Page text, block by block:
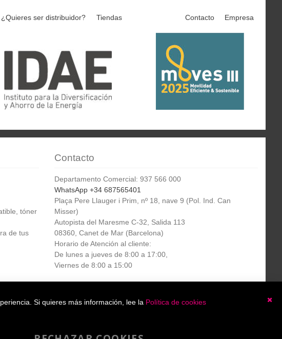
¿Quieres ser distribuidor? Tiendas Contacto Empresa
tóner
de tus
Contacto
Departamento Comercial: 937 566 000
WhatsApp +34 687565401
Plaça Pere Llauger i Prim, nº 18, nave 9 (Pol. Ind. Can
Misser)
Autopista del Maresme C-32, Salida 113
08360, Canet de Mar (Barcelona)
Horario de Atención al cliente:
De lunes a jueves de 8:00 a 17:00,
Viernes de 8:00 a 15:00
informativo
Si quieres más información, lee la Política de cookies